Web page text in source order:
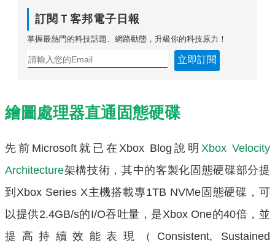
訂閱Ｔ客邦電子日報
掌握最熱門的科技話題、網路動態，升級你的科技原力！
立即訂閱
繪圖處理器直通固態硬碟
先前Microsoft就已在Xbox Blog說明 Xbox Velocity
Architecture架構技術，其中的客製化固態硬碟部分提
到Xbox Series X主機搭載專1TB NVMe固態硬碟，可
以提供2.4GB/s的I/O吞吐量，是Xbox One的40倍，並
提高持續效能表現（Consistent, Sustained